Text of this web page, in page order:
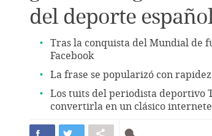
del deporte
Tras la conquista del Mundial de
Facebook
La frase se popularizó con
Los tuits del periodista deportivo
convertirla en un clásico